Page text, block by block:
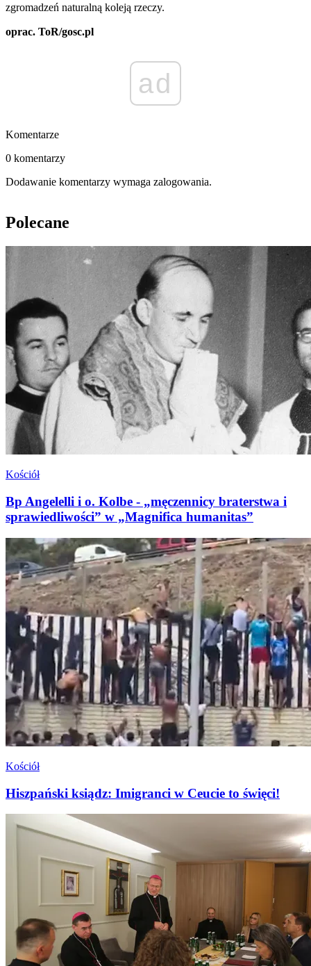
zgromadzeń naturalną koleją rzeczy.
oprac. ToR/gosc.pl
ad
Komentarze
0 komentarzy
Dodawanie komentarzy wymaga zalogowania.
Polecane
Kościół
Bp Angelelli i o. Kolbe - „męczennicy braterstwa i
sprawiedliwości” w „Magnifica humanitas”
Kościół
Hiszpański ksiądz: Imigranci w Ceucie to święci!